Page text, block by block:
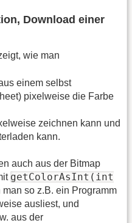
Download einer
wie man
einem selbst
pixelweise die Farbe
zeichnen kann und
kann.
auch aus der Bitmap
getColorAsInt(int
so z.B. ein Programm
ausliest, und
aus der